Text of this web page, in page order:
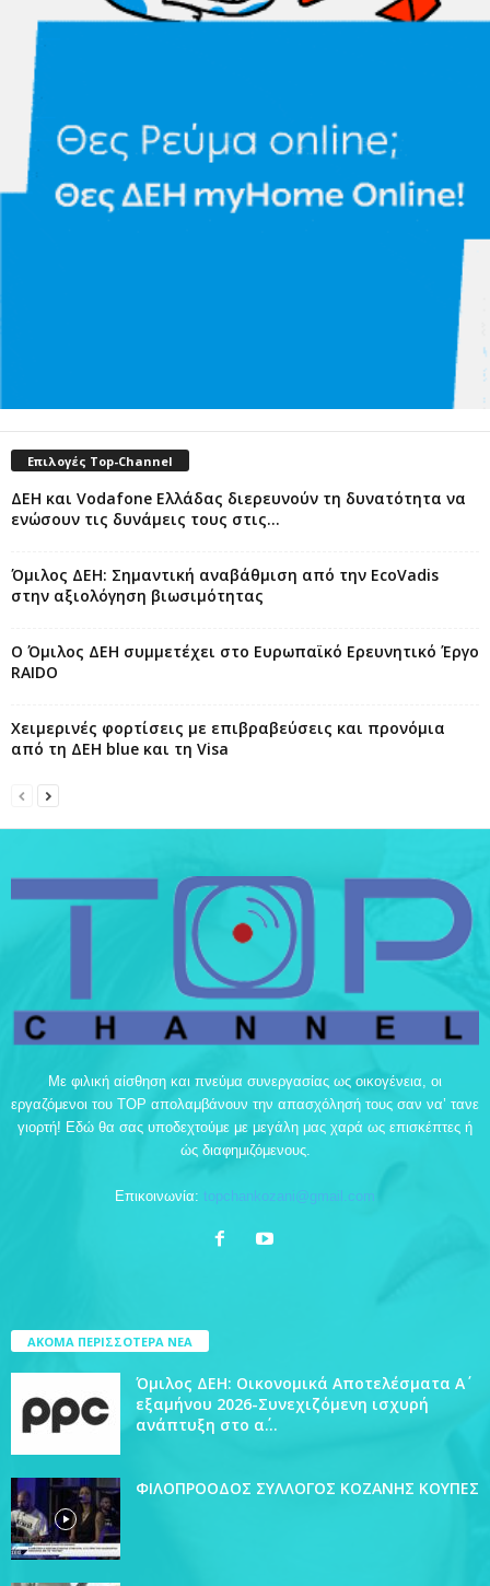
Επιλογές Top-Channel
ΔΕΗ και Vodafone Ελλάδας διερευνούν τη δυνατότητα να
ενώσουν τις δυνάμεις τους στις...
Όμιλος ΔΕΗ: Σημαντική αναβάθμιση από την EcoVadis
στην αξιολόγηση βιωσιμότητας
Ο Όμιλος ΔΕΗ συμμετέχει στο Ευρωπαϊκό Ερευνητικό Έργο
RAIDO
Χειμερινές φορτίσεις με επιβραβεύσεις και προνόμια
από τη ΔΕΗ blue και τη Visa
Με φιλική αίσθηση και πνεύμα συνεργασίας ως οικογένεια, οι
εργαζόμενοι του TOP απολαμβάνουν την απασχόλησή τους σαν να’ τανε
γιορτή! Εδώ θα σας υποδεχτούμε με μεγάλη μας χαρά ως επισκέπτες ή
ώς διαφημιζόμενους.
Επικοινωνία: topchankozani@gmail.com
ΑΚΟΜΑ ΠΕΡΙΣΣΟΤΕΡΑ ΝΕΑ
Όμιλος ΔΕΗ: Οικονομικά Αποτελέσματα Α΄
εξαμήνου 2026-Συνεχιζόμενη ισχυρή
ανάπτυξη στο α΄...
ΦΙΛΟΠΡΟΟΔΟΣ ΣΥΛΛΟΓΟΣ ΚΟΖΑΝΗΣ ΚΟΥΠΕΣ